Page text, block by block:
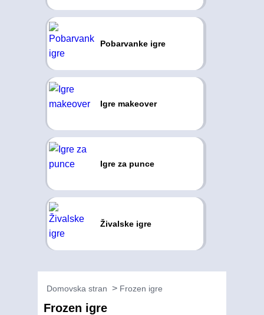
Pobarvanke igre
Igre makeover
Igre za punce
Živalske igre
Domovska stran Frozen igre
Frozen igre